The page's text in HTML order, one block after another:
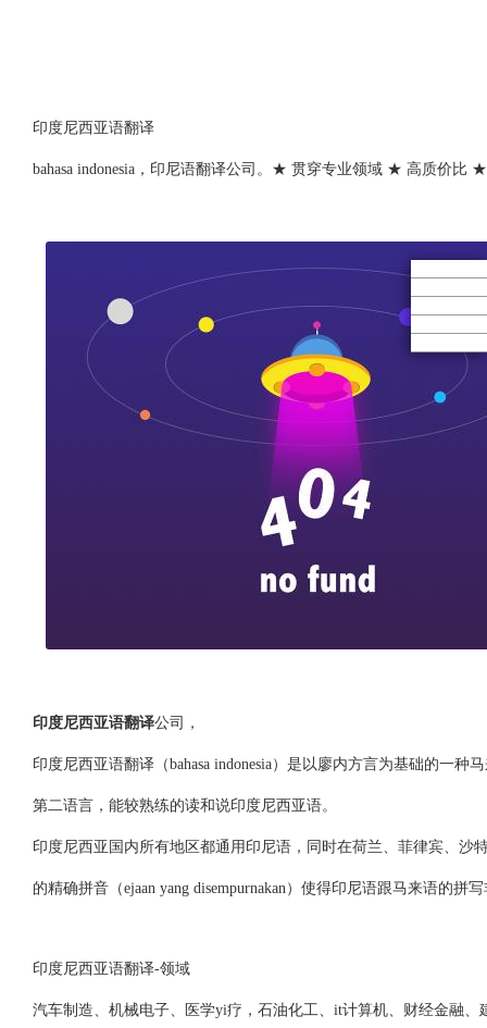
印度尼西亚语翻译
bahasa indonesia，印尼语翻译公司。★ 贯穿专业领域 ★ 高质价比
印度尼西亚语翻译公司，
印度尼西亚语翻译（bahasa indonesia）是以廖内方言为基础的一
第二语言，能较熟练的读和说印度尼西亚语。
印度尼西亚国内所有地区都通用印尼语，同时在荷兰、菲律宾、沙
的精确拼音（ejaan yang disempurnakan）使得印尼语跟马来语的拼
印度尼西亚语翻译-领域
汽车制造、机械电子、医学yi疗，石油化工、it计算机、财经金融